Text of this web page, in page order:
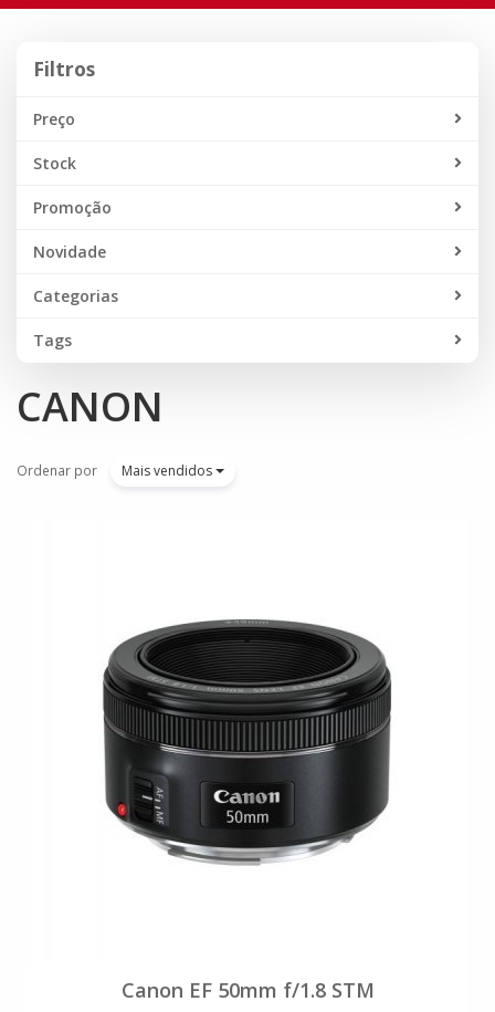
Filtros
Preço
Stock
Promoção
Novidade
Categorias
Tags
CANON
Ordenar por Mais vendidos
Canon EF 50mm f/1.8 STM